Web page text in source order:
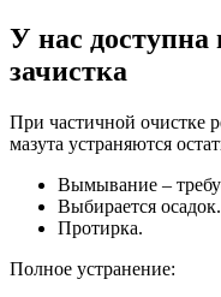
У нас доступна
зачистка
При частичной очистке
мазута устраняются
Вымывание –
Выбирается осадок.
Протирка.
Полное устранение: